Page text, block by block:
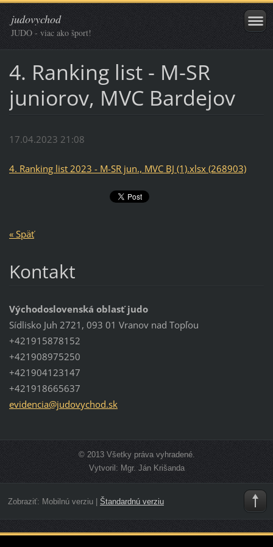
judovychod
JUDO - viac ako šport!
4. Ranking list - M-SR
juniorov, MVC Bardejov
17.04.2023 21:08
4. Ranking list 2023 - M-SR jun., MVC BJ (1).xlsx (268903)
« Späť
Kontakt
Východoslovenská oblasť judo
Sídlisko Juh 2721, 093 01 Vranov nad Topľou
+421915878152
+421908975250
+421904123147
+421918665637
evidencia@judovychod.sk
© 2013 Všetky práva vyhradené.
Vytvoril: Mgr. Ján Krišanda
Zobraziť: Mobilnú verziu| Štandardnú verziu